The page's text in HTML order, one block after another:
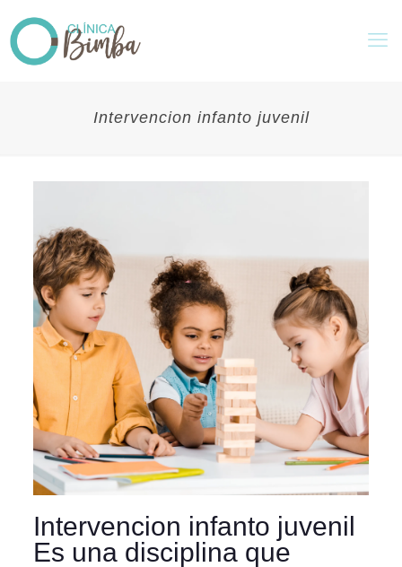
Intervencion infanto juvenil
Intervencion infanto juvenil
Es una disciplina que